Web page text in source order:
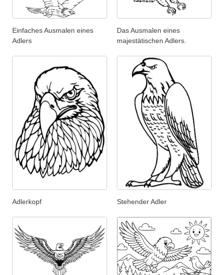
Einfaches Ausmalen eines
Adlers
Das Ausmalen eines
majestätischen Adlers.
Adlerkopf Stehender Adler